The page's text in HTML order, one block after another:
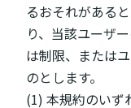
るおそれがある
り、当該ユーザ
は制限、または
のとします。
(1) 本規約のいず